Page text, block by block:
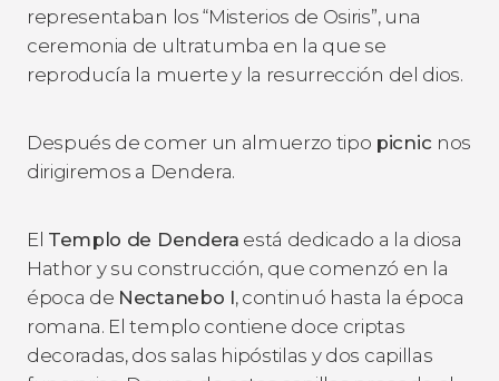
representaban los “Misterios de Osiris”, una
ceremonia de ultratumba en la que se
reproducía la muerte y la resurrección del dios.
Después de comer un almuerzo tipo picnic nos
dirigiremos a Dendera.
El Templo de Dendera está dedicado a la diosa
Hathor y su construcción, que comenzó en la
época de Nectanebo I, continuó hasta la época
romana. El templo contiene doce criptas
decoradas, dos salas hipóstilas y dos capillas